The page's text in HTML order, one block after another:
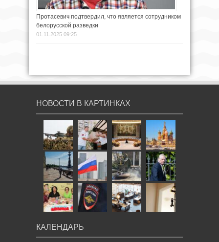
Протасевич подтвердил, что является сотрудником
белорусской разведки
01.11.2025 09:25
НОВОСТИ В КАРТИНКАХ
КАЛЕНДАРЬ